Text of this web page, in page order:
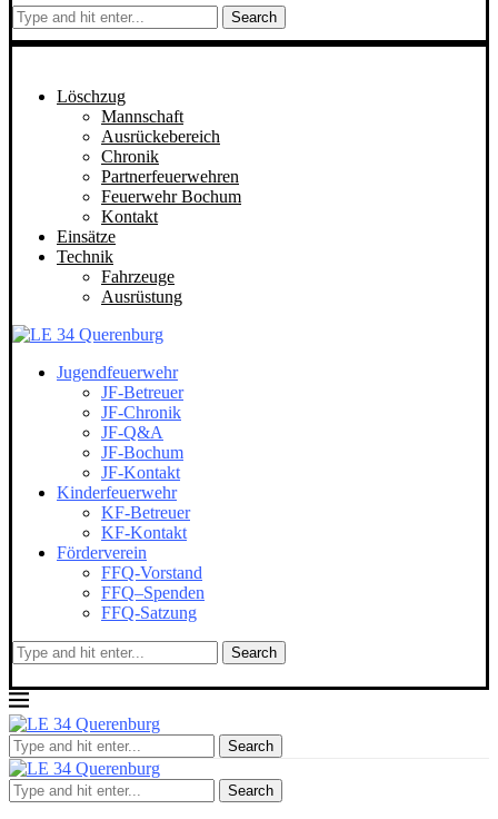
Search
Löschzug
Mannschaft
Ausrückebereich
Chronik
Partnerfeuerwehren
Feuerwehr Bochum
Kontakt
Einsätze
Technik
Fahrzeuge
Ausrüstung
Jugendfeuerwehr
JF-Betreuer
JF-Chronik
JF-Q&A
JF-Bochum
JF-Kontakt
Kinderfeuerwehr
KF-Betreuer
KF-Kontakt
Förderverein
FFQ-Vorstand
FFQ–Spenden
FFQ-Satzung
Search
Search
Search